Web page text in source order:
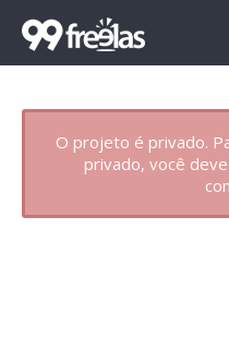
O projeto é privado.
privado, você